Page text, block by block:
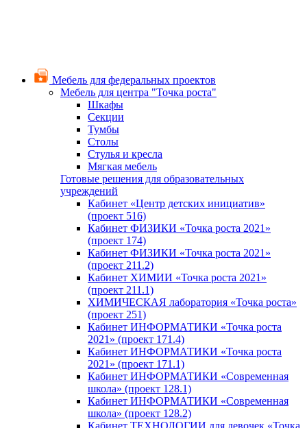
Мебель для федеральных проектов
Мебель для центра "Точка роста"
Шкафы
Секции
Тумбы
Столы
Стулья и кресла
Мягкая мебель
Готовые решения для образовательных
учреждений
Кабинет «Центр детских инициатив»
(проект 516)
Кабинет ФИЗИКИ «Точка роста 2021»
(проект 174)
Кабинет ФИЗИКИ «Точка роста 2021»
(проект 211.2)
Кабинет ХИМИИ «Точка роста 2021»
(проект 211.1)
ХИМИЧЕСКАЯ лаборатория «Точка роста»
(проект 251)
Кабинет ИНФОРМАТИКИ «Точка роста
2021» (проект 171.4)
Кабинет ИНФОРМАТИКИ «Точка роста
2021» (проект 171.1)
Кабинет ИНФОРМАТИКИ «Современная
школа» (проект 128.1)
Кабинет ИНФОРМАТИКИ «Современная
школа» (проект 128.2)
Кабинет ТЕХНОЛОГИИ для девочек «Точка